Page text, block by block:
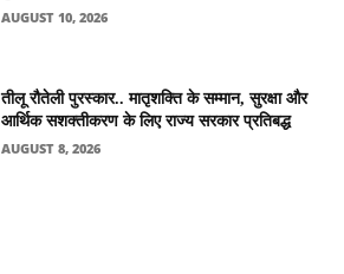
AUGUST 10, 2026
तीलू रौतेली पुरस्कार.. मातृशक्ति के सम्मान, सुरक्षा और
आर्थिक सशक्तीकरण के लिए राज्य सरकार प्रतिबद्ध
AUGUST 8, 2026